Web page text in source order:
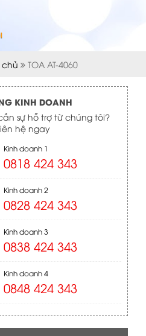
chủ TOA AT-4060
KINH DOANH
sự hỗ trợ từ chúng tôi?
hệ ngay
Kinh doanh 1
0818 424 343
Kinh doanh 2
0828 424 343
Kinh doanh 3
0838 424 343
Kinh doanh 4
0848 424 343